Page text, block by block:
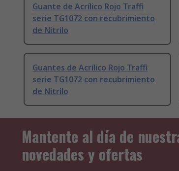
Guante de Acrílico Rojo Traffi
serie TG1072 con recubrimiento
de Nitrilo
Guantes de Acrílico Rojo Traffi
serie TG1072 con recubrimiento
de Nitrilo
Mantente al día de
novedades y ofertas